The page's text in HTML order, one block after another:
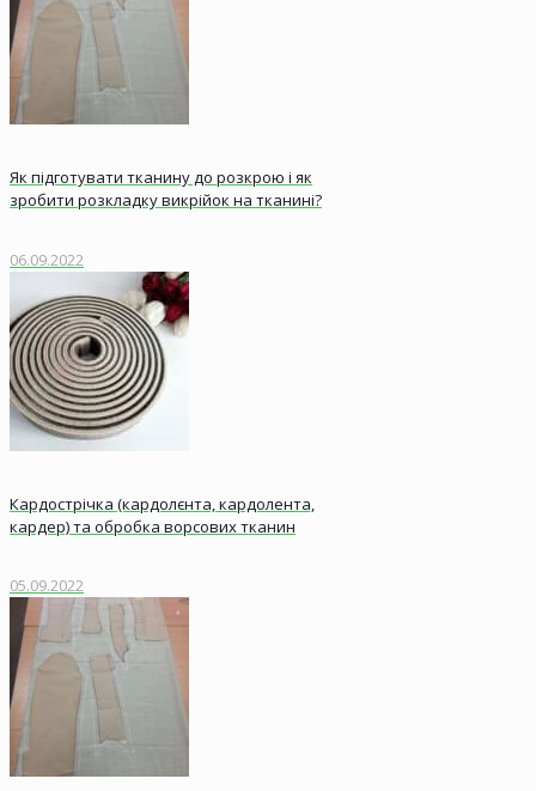
Як підготувати тканину до розкрою і як
зробити розкладку викрійок на тканині?
06.09.2022
Кардострічка (кардолєнта, кардолента,
кардер) та обробка ворсових тканин
05.09.2022